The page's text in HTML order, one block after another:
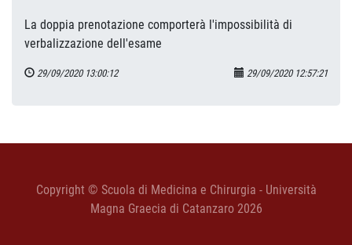
La doppia prenotazione comporterà l'impossibilità di
verbalizzazione dell'esame
29/09/2020 13:00:12 29/09/2020 12:57:21
Copyright © Scuola di Medicina e Chirurgia - Università
Magna Graecia di Catanzaro 2026